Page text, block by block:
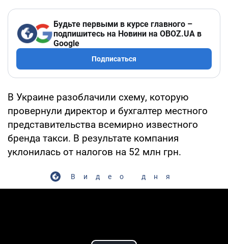
Будьте первыми в курсе главного –
подпишитесь на Новини на OBOZ.UA в
Google
Подписаться
В Украине разоблачили схему, которую
провернули директор и бухгалтер местного
представительства всемирно известного
бренда такси. В результате компания
уклонилась от налогов на 52 млн грн.
Видео дня